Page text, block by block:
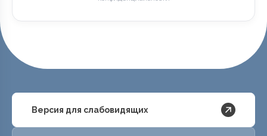
Версия для слабовидящих